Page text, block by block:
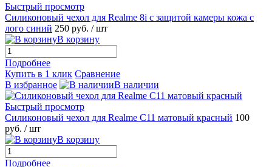
Быстрый просмотр
Силиконовый чехол для Realme 8i с защитой камеры кожа с
лого синий 250 руб. / шт
В корзину
Подробнее
Купить в 1 клик Сравнение
В избранное
В наличии
Быстрый просмотр
Силиконовый чехол для Realme C11 матовый красный 100
руб. / шт
В корзину
Подробнее